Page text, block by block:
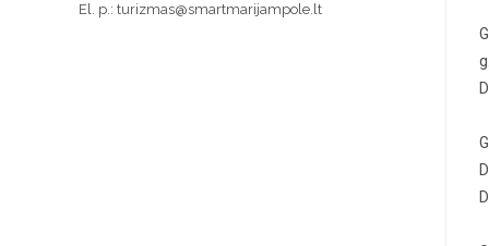
El. p.: turizmas@smartmarijampole.lt